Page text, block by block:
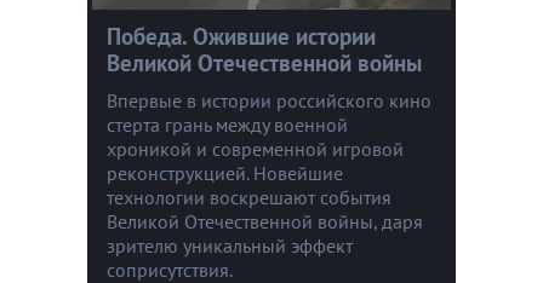
Победа. Ожившие истории
Великой Отечественной войны
Впервые в истории российского кино
стерта грань между военной
хроникой и современной игровой
реконструкцией. Новейшие
технологии воскрешают события
Великой Отечественной войны, даря
зрителю уникальный эффект
соприсутствия.